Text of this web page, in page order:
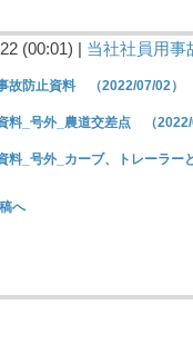
(00:01) | 当社社員用事
故防止資料 （2022/07/02）
料_号外_農道交差点 （
料_号外_カーブ、トレーラ
へ